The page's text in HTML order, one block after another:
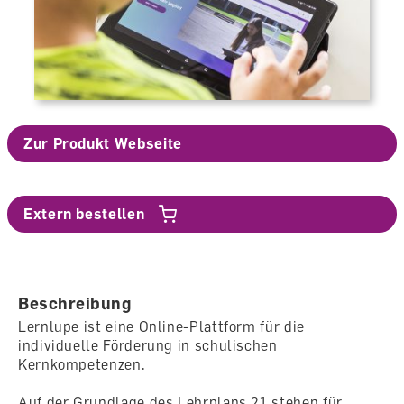
Zur Produkt Webseite
Extern bestellen
Beschreibung
Lernlupe ist eine Online-Plattform für die
individuelle Förderung in schulischen
Kernkompetenzen.